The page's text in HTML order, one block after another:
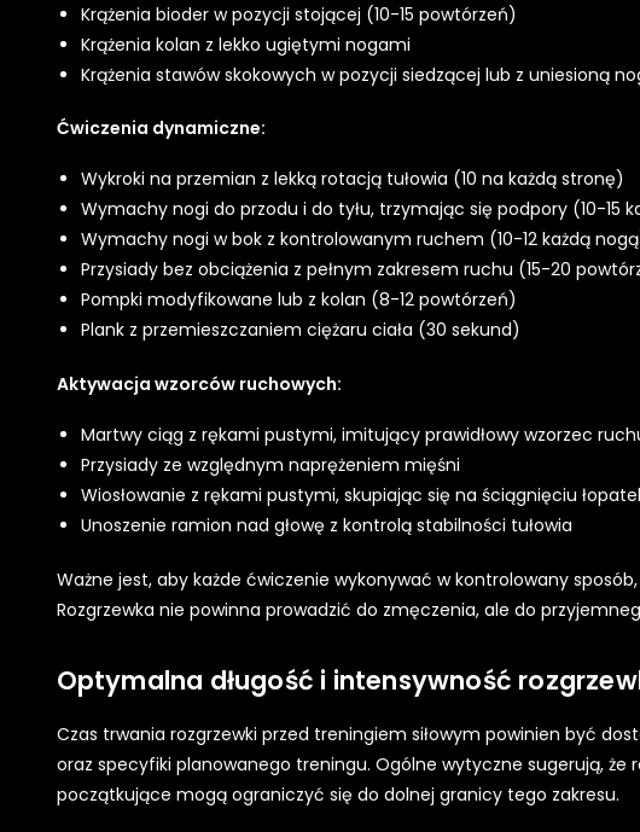
Krążenia bioder w pozycji stojącej (10-15 powtórzeń)
Krążenia kolan z lekko ugiętymi nogami
Krążenia stawów skokowych w pozycji siedzącej lub z uniesioną
Ćwiczenia dynamiczne:
Wykroki na przemian z lekką rotacją tułowia (10 na każdą stronę)
Wymachy nogi do przodu i do tyłu, trzymając się podpory (10-15
Wymachy nogi w bok z kontrolowanym ruchem (10-12 każdą
Przysiady bez obciążenia z pełnym zakresem ruchu (15-20
Pompki modyfikowane lub z kolan (8-12 powtórzeń)
Plank z przemieszczaniem ciężaru ciała (30 sekund)
Aktywacja wzorców ruchowych:
Martwy ciąg z rękami pustymi, imitujący prawidłowy wzorzec
Przysiady ze względnym naprężeniem mięśni
Wiosłowanie z rękami pustymi, skupiając się na ściągnięciu
Unoszenie ramion nad głowę z kontrolą stabilności tułowia
Ważne jest, aby każde ćwiczenie wykonywać w kontrolowany
Rozgrzewka nie powinna prowadzić do zmęczenia, ale do
Optymalna długość i intensywność
Czas trwania rozgrzewki przed treningiem siłowym powinien być
oraz specyfiki planowanego treningu. Ogólne wytyczne sugerują,
początkujące mogą ograniczyć się do dolnej granicy tego zakresu.